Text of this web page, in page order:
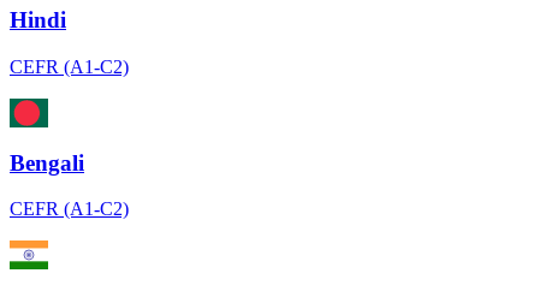
Hindi
CEFR (A1-C2)
Bengali
CEFR (A1-C2)